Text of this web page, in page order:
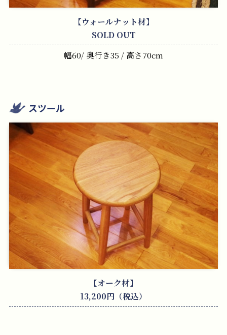
【ウォールナット材】
SOLD OUT
幅60/ 奥行き35 / 高さ70cm
スツール
【オーク材】
13,200円（税込）